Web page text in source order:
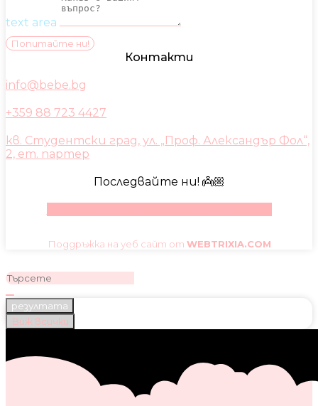
text area
Попитайте ни!
Контакти
info@bebe.bg
+359 88 723 4427
кв. Студентски град, ул. „Проф. Александър Фол“,
2, ет. партер
Последвайте ни! 👼🏼
Поддръжка на уеб сайт от WEBTRIXIA.COM
резултата
Виж всички